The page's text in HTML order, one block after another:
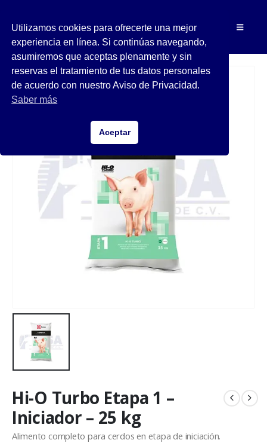
Hi-O Turbo Etapa 1 –
Iniciador – 25 kg
Alimento completo para cerdos en etapa de iniciación.
Utilizamos cookies para ofrecerte una mejor
experiencia en línea. Si continúas navegando,
asumiremos que aceptas plenamente y sin
reservas el tratamiento de tus datos personales
de acuerdo con nuestro Aviso de Privacidad.
Saber más
Aceptar